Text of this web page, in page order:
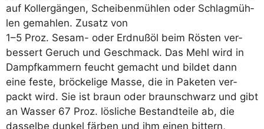
auf Kol­ler­gän­gen, Schei­ben­müh­len oder Schlag­müh­
len gemah­len. Zusatz von
1–5 Proz. Sesam- oder Erd­nuß­öl beim Rös­ten ver­
bes­sert Geruch und Geschmack. Das Mehl wird in
Dampf­kam­mern feucht gemacht und bil­det dann
eine fes­te, brö­cke­li­ge Mas­se, die in Pake­ten ver­
packt wird. Sie ist braun oder braun­schwarz und gibt
an Was­ser 67 Proz. lös­li­che Bestand­tei­le ab, die
das­sel­be dun­kel fär­ben und ihm einen bit­tern,